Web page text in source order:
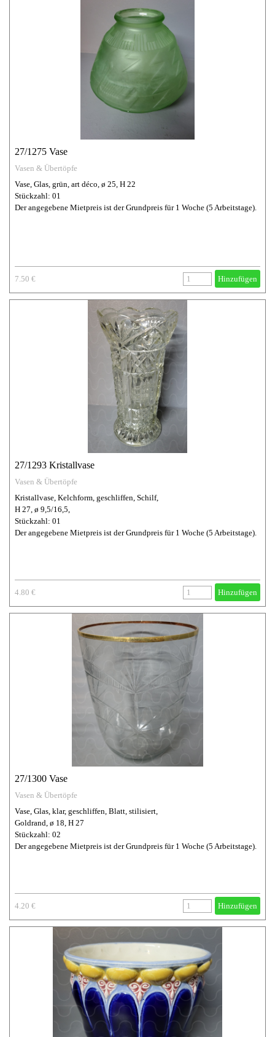
27/1275 Vase
Vasen & Übertöpfe
Vase, Glas, grün, art déco, ø 25, H 22
Stückzahl: 01
Der angegebene Mietpreis ist der Grundpreis für 1 Woche (5 Arbeitstage).
7.50 € Hinzufügen
27/1293 Kristallvase
Vasen & Übertöpfe
Kristallvase, Kelchform, geschliffen, Schilf,
H 27, ø 9,5/16,5,
Stückzahl: 01
Der angegebene Mietpreis ist der Grundpreis für 1 Woche (5 Arbeitstage).
4.80 € Hinzufügen
27/1300 Vase
Vasen & Übertöpfe
Vase, Glas, klar, geschliffen, Blatt, stilisiert,
Goldrand, ø 18, H 27
Stückzahl: 02
Der angegebene Mietpreis ist der Grundpreis für 1 Woche (5 Arbeitstage).
4.20 € Hinzufügen